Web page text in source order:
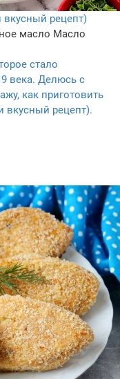
рецепт)
масло Масло
стало
века. Делюсь с
как приготовить
вкусный рецепт).